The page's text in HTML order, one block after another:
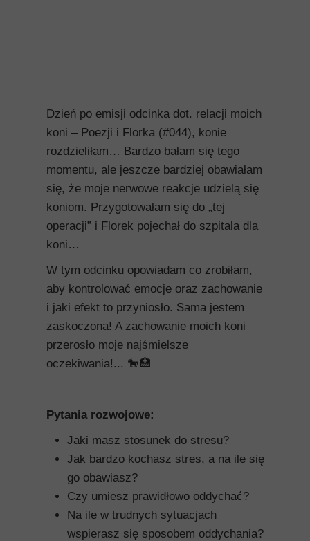
Dzień po emisji odcinka dot. relacji moich
koni – Poezji i Florka (#044), konie
rozdzieliłam… Bardzo bałam się tego
momentu, ale jeszcze bardziej obawiałam
się, że moje nerwowe reakcje udzielą się
koniom. Przygotowałam się do „tej
operacji” i Florek pojechał do szpitala dla
koni…
W tym odcinku opowiadam co zrobiłam,
aby kontrolować emocje oraz zachowanie
i jaki efekt to przyniosło. Sama jestem
zaskoczona! A zachowanie moich koni
przerosło moje najśmielsze
oczekiwania!... 🐎🏥
Pytania rozwojowe:
Jaki masz stosunek do stresu?
Jak bardzo kochasz stres, a na ile się
go obawiasz?
Czy umiesz prawidłowo oddychać?
Na ile w trudnych sytuacjach
wspierasz się sposobem oddychania?